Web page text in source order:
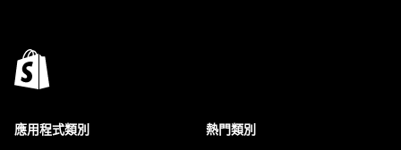
應用程式類別 熱門類別